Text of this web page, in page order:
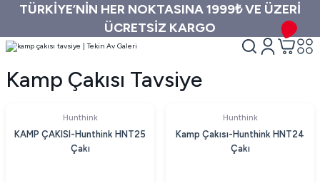
TÜRKİYE’NİN HER NOKTASINA 1999₺ VE ÜZERİ
ÜCRETSİZ KARGO
Kamp Çakısı Tavsiye
Hunthink
KAMP ÇAKISI-Hunthink HNT25
Çakı
Hunthink
Kamp Çakısı-Hunthink HNT24
Çakı